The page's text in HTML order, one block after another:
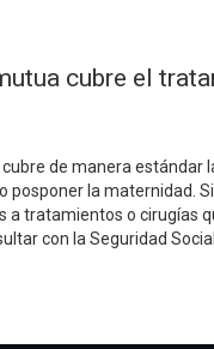
cubre el
de manera
posponer la maternidad.
a tratamientos o cirugías
con la Seguridad